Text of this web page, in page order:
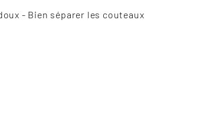
- Bien séparer les couteaux